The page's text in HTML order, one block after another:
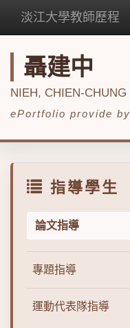
淡江大學教師歷程
聶建中
NIEH, CHIEN-CHUNG
ePortfolio provide by
指導學生
論文指導
專題指導
運動代表隊指導